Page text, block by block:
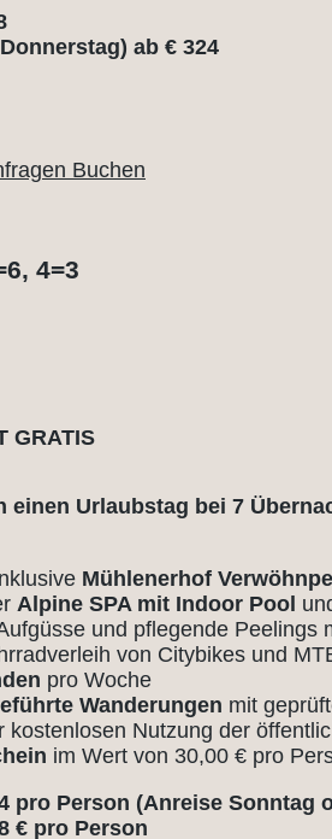
ab € 324
Buchen
4=3
GRATIS
einen Urlaubstag bei 7
Mühlenerhof
Alpine SPA mit Indoor Pool
und pflegende Peelings
von Citybikes und
pro Woche
Wanderungen mit
kostenlosen Nutzung der
im Wert von 30,00 € pro
pro Person (Anreise Sonntag
€ pro Person